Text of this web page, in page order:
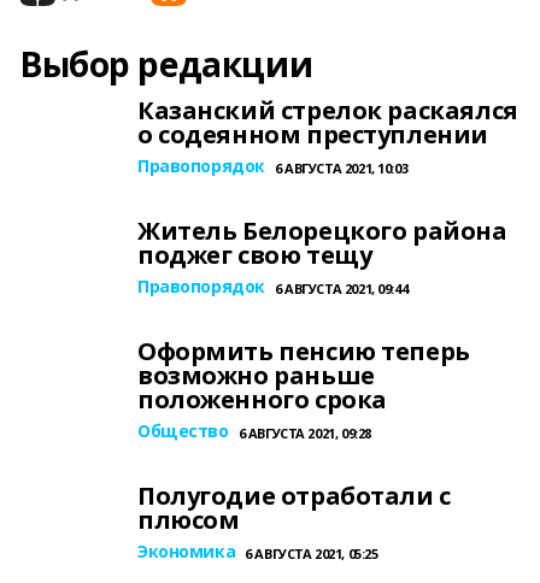
Выбор редакции
Казанский стрелок раскаялся
о содеянном преступлении
Правопорядок 6 АВГУСТА 2021, 10:03
Житель Белорецкого района
поджег свою тещу
Правопорядок 6 АВГУСТА 2021, 09:44
Оформить пенсию теперь
возможно раньше
положенного срока
Общество 6 АВГУСТА 2021, 09:28
Полугодие отработали с
плюсом
Экономика 6 АВГУСТА 2021, 05:25